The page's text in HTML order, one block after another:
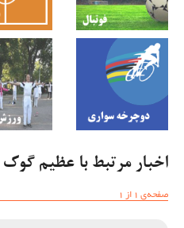
اخبار مرتبط با عظیم گوک
صفحه‌ی 1 از 1